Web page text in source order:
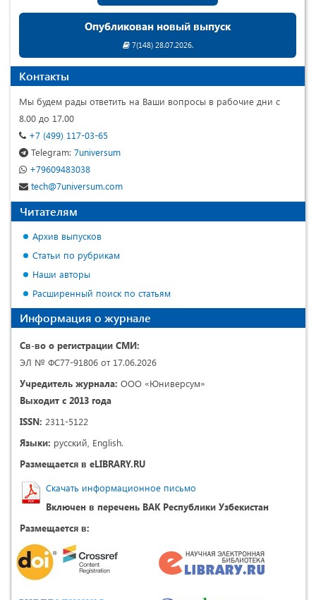
Опубликован новый выпуск
7(148) 28.07.2026.
Контакты
Мы будем рады ответить на Ваши вопросы в рабочие дни с
8.00 до 17.00
+7 (499) 117-03-65
Telegram: 7universum
+79609483038
tech@7universum.com
Читателям
Архив выпусков
Статьи по рубрикам
Наши авторы
Расширенный поиск по статьям
Информация о журнале
Св-во о регистрации СМИ:
ЭЛ № ФС77-91806 от 17.06.2026
Учредитель журнала: ООО «Юниверсум»
Выходит с 2013 года
ISSN: 2311-5122
Языки: русский, English.
Размещается в eLIBRARY.RU
Скачать информационное письмо
Включен в перечень ВАК Республики Узбекистан
Размещается в: